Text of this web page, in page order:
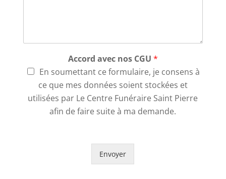
Accord avec nos CGU *
En soumettant ce formulaire, je consens à
ce que mes données soient stockées et
utilisées par Le Centre Funéraire Saint Pierre
afin de faire suite à ma demande.
Envoyer